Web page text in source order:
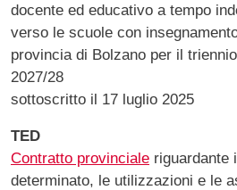
docente ed educativo a tempo
verso le scuole con
provincia di Bolzano per il
2027/28
sottoscritto il 17 luglio 2025
TED
Contratto provinciale riguardante
determinato, le utilizzazioni e le